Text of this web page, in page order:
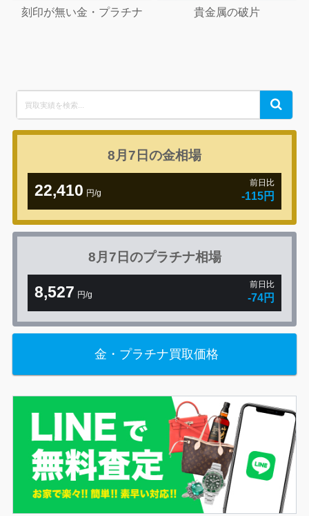
刻印が無い金・プラチナ 貴金属の破片
for:
Search
8月7日の金相場
22,410 円/g
前日比
-115円
8月7日のプラチナ相場
8,527 円/g
前日比
-74円
金・プラチナ買取価格